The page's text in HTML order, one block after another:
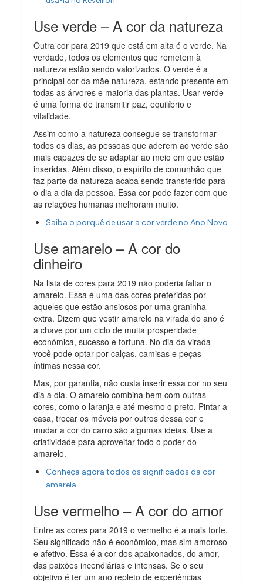
Use verde – A cor da natureza
Outra cor para 2019 que está em alta é o verde. Na
verdade, todos os elementos que remetem à
natureza estão sendo valorizados. O verde é a
principal cor da mãe natureza, estando presente em
todas as árvores e maioria das plantas. Usar verde
é uma forma de transmitir paz, equilíbrio e
vitalidade.
Assim como a natureza consegue se transformar
todos os dias, as pessoas que aderem ao verde são
mais capazes de se adaptar ao meio em que estão
inseridas. Além disso, o espírito de comunhão que
faz parte da natureza acaba sendo transferido para
o dia a dia da pessoa. Essa cor pode fazer com que
as relações humanas melhoram muito.
Saiba o porquê de usar a cor verde no Ano Novo
Use amarelo – A cor do
dinheiro
Na lista de cores para 2019 não poderia faltar o
amarelo. Essa é uma das cores preferidas por
aqueles que estão ansiosos por uma graninha
extra. Dizem que vestir amarelo na virada do ano é
a chave por um ciclo de muita prosperidade
econômica, sucesso e fortuna. No dia da virada
você pode optar por calças, camisas e peças
íntimas nessa cor.
Mas, por garantia, não custa inserir essa cor no seu
dia a dia. O amarelo combina bem com outras
cores, como o laranja e até mesmo o preto. Pintar a
casa, trocar os móveis por outros dessa cor e
mudar a cor do carro são algumas ideias. Use a
criatividade para aproveitar todo o poder do
amarelo.
Conheça agora todos os significados da cor
amarela
Use vermelho – A cor do amor
Entre as cores para 2019 o vermelho é a mais forte.
Seu significado não é econômico, mas sim amoroso
e afetivo. Essa é a cor dos apaixonados, do amor,
das paixões incendiárias e intensas. Se o seu
objetivo é ter um ano repleto de experiências